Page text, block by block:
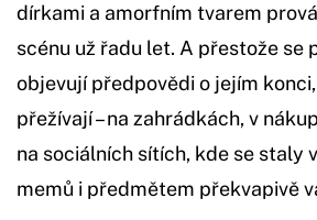
dírkami a amorfním tvarem
scénu už řadu let. A přestože se
objevují předpovědi o jejím
přežívají – na zahrádkách, v
na sociálních sítích, kde se staly
memů i předmětem překvapivě